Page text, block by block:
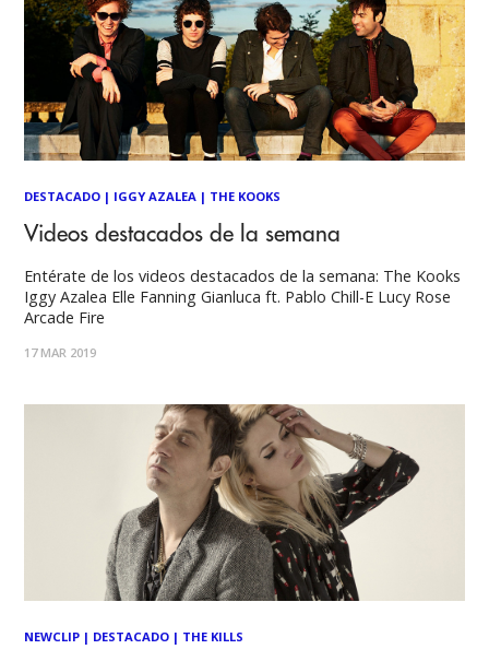
DESTACADO | IGGY AZALEA | THE KOOKS
Videos destacados de la semana
Entérate de los videos destacados de la semana: The Kooks
Iggy Azalea Elle Fanning Gianluca ft. Pablo Chill-E Lucy Rose
Arcade Fire
17 MAR 2019
NEWCLIP | DESTACADO | THE KILLS